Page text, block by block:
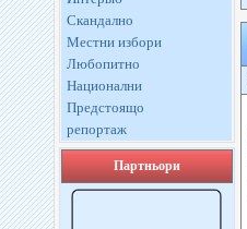
Скандално
Местни избори
Любопитно
Национални
Предстоящо
репортаж
Партньори